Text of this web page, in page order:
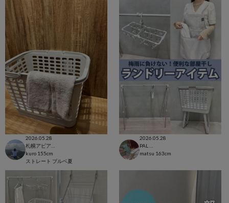
2026.05.28
kuro 155cm
ストレート ブルベ夏
2026.05.28
matsu 163cm